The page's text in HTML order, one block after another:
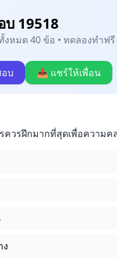
19518
งหมด 40 ข้อ • ทดลองทำฟ
บ 📤 แชร์ให้เพื่อน
ควรฝึกมากที่สุดเพื่อความ
ง